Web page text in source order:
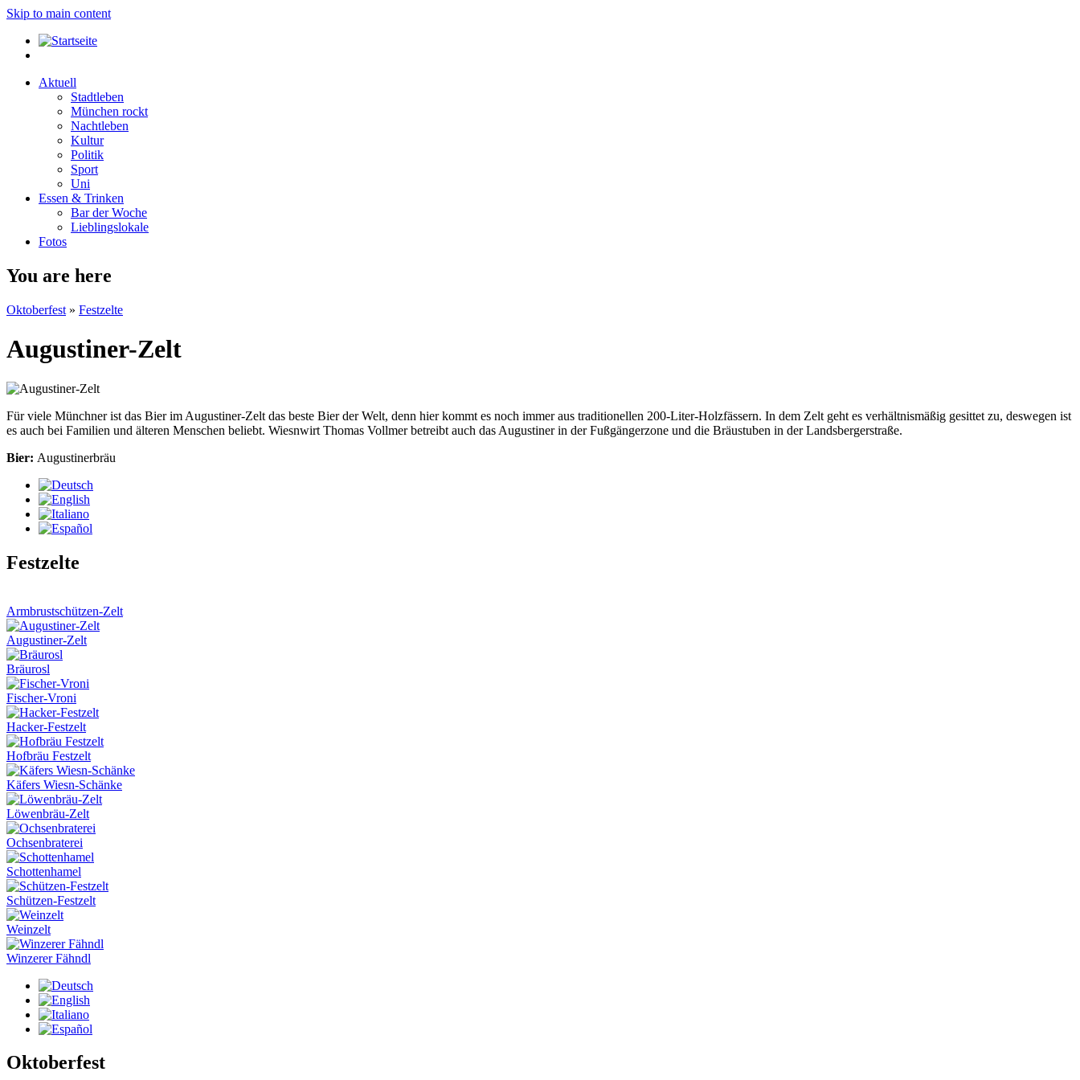
Skip to main content
Aktuell
Stadtleben
München rockt
Nachtleben
Kultur
Politik
Sport
Uni
Essen & Trinken
Bar der Woche
Lieblingslokale
Fotos
You are here
Oktoberfest » Festzelte
Augustiner-Zelt
Für viele Münchner ist das Bier im Augustiner-Zelt das beste Bier der Welt, denn hier kommt es noch immer aus traditionellen 200-Liter-Holzfässern. In dem Zelt geht es verhältnismäßig gesittet zu, deswegen ist
es auch bei Familien und älteren Menschen beliebt. Wiesnwirt Thomas Vollmer betreibt auch das Augustiner in der Fußgängerzone und die Bräustuben in der Landsbergerstraße.
Bier: Augustinerbräu
Festzelte
Armbrustschützen-Zelt
Augustiner-Zelt
Bräurosl
Fischer-Vroni
Hacker-Festzelt
Hofbräu Festzelt
Käfers Wiesn-Schänke
Löwenbräu-Zelt
Ochsenbraterei
Schottenhamel
Schützen-Festzelt
Weinzelt
Winzerer Fähndl
Oktoberfest